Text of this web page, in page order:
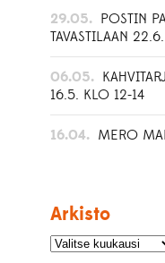
29.05. POSTIN
TAVASTILAAN 22.6.
06.05.
16.5. KLO 12-14
16.04. MERO
Arkisto